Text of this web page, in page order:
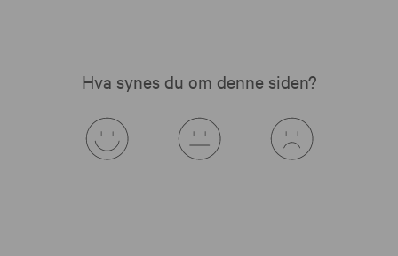
Hva synes du om denne siden?